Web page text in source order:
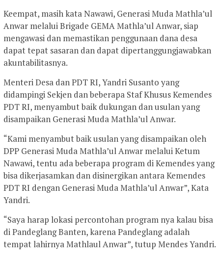
Keempat, masih kata Nawawi, Generasi Muda Mathla’ul
Anwar melalui Brigade GEMA Mathla’ul Anwar, siap
mengawasi dan memastikan penggunaan dana desa
dapat tepat sasaran dan dapat dipertanggungjawabkan
akuntabilitasnya.
Menteri Desa dan PDT RI, Yandri Susanto yang
didampingi Sekjen dan beberapa Staf Khusus Kemendes
PDT RI, menyambut baik dukungan dan usulan yang
disampaikan Generasi Muda Mathla’ul Anwar.
“Kami menyambut baik usulan yang disampaikan oleh
DPP Generasi Muda Mathla’ul Anwar melalui Ketum
Nawawi, tentu ada beberapa program di Kemendes yang
bisa dikerjasamkan dan disinergikan antara Kemendes
PDT RI dengan Generasi Muda Mathla’ul Anwar”, Kata
Yandri.
“Saya harap lokasi percontohan program nya kalau bisa
di Pandeglang Banten, karena Pandeglang adalah
tempat lahirnya Mathlaul Anwar”, tutup Mendes Yandri.